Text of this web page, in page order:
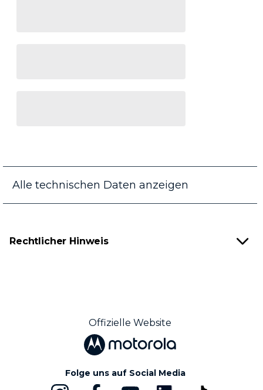
Alle technischen Daten anzeigen
Rechtlicher Hinweis
Offizielle Website
Folge uns auf Social Media